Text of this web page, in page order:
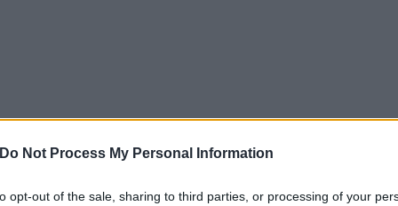
Do Not Process My Personal Information
opt-out of the sale, sharing to third parties, or processing of your
του Δήμου Πλατανιά από αστυνομικούς της